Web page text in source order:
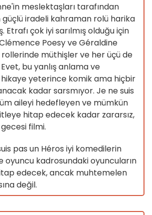
meslektaşları tarafından
iradeli kahraman rolü harika
Etrafı çok iyi sarılmış olduğu için
Poesy ve Géraldine
müthişler ve her üçü de
bu yanlış anlama ve
yeterince komik ama hiçbir
kadar sarsmıyor. Je ne suis
aileyi hedefleyen ve mümkün
hitap edecek kadar zararsız,
filmi.
pas un Héros iyi komedilerin
oyuncu kadrosundaki oyuncuların
edecek, ancak muhtemelen
değil.